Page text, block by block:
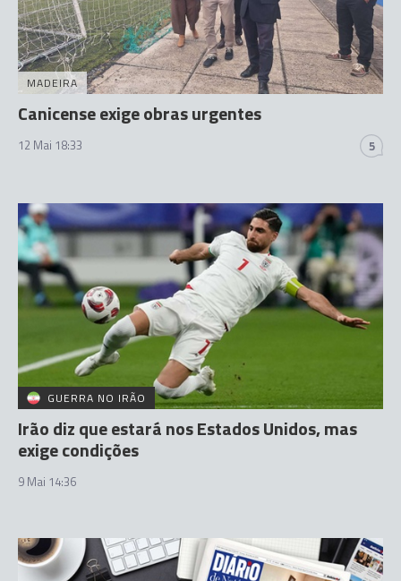
MADEIRA
Canicense exige obras urgentes
12 Mai 18:33 5
GUERRA NO IRÃO
Irão diz que estará nos Estados Unidos, mas
exige condições
9 Mai 14:36